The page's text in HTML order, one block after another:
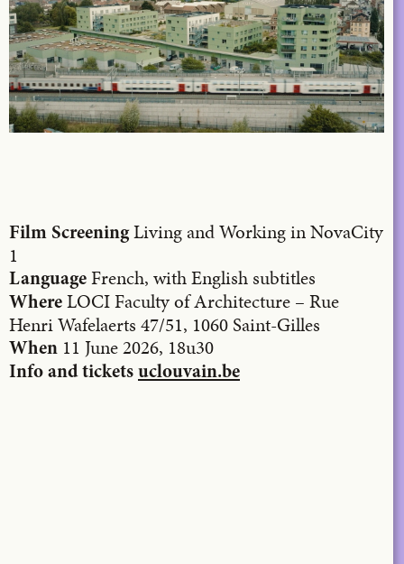
Film ScreeningLiving and Working in NovaCity
1
Language French, with English subtitles
Where LOCI Faculty of Architecture – Rue
Henri Wafelaerts 47/51, 1060 Saint-Gilles
When 11 June 2026, 18u30
Info and tickets uclouvain.be